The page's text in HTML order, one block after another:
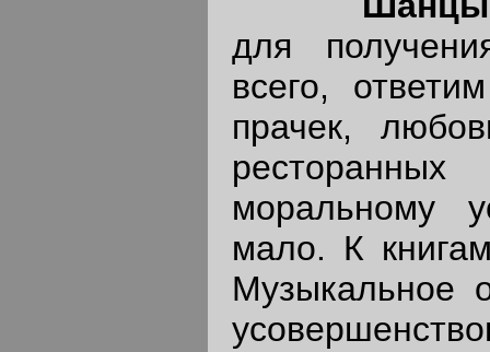
для
всего,
прачек,
моральному
мало. К
Музыкальное